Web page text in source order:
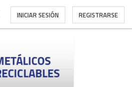
INICIAR SESIÓN REGISTRARSE